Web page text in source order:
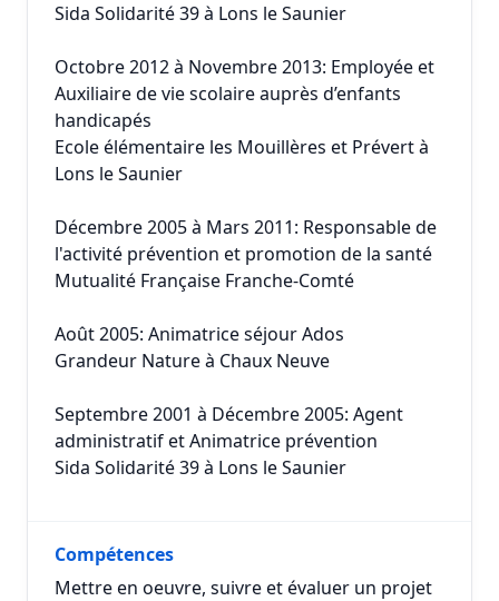
Sida Solidarité 39 à Lons le Saunier
Octobre 2012 à Novembre 2013: Employée et
Auxiliaire de vie scolaire auprès d’enfants
handicapés
Ecole élémentaire les Mouillères et Prévert à
Lons le Saunier
Décembre 2005 à Mars 2011: Responsable de
l'activité prévention et promotion de la santé
Mutualité Française Franche-Comté
Août 2005: Animatrice séjour Ados
Grandeur Nature à Chaux Neuve
Septembre 2001 à Décembre 2005: Agent
administratif et Animatrice prévention
Sida Solidarité 39 à Lons le Saunier
Compétences
Mettre en oeuvre, suivre et évaluer un projet